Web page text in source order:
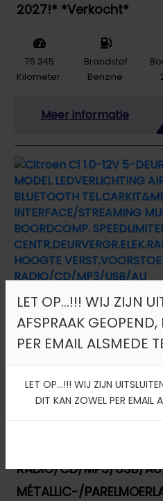
2027!* *Verkocht*
75.345
Kilometer
Brandstof
Benzine
Meer informatie
Citroen C1 1.0-12V 5-
NW MODEL
BLUETOOTH
INTERFACE/
BOORDCOMP.
RADIO/CD/MP3/USB/
MÉTALLIC-/
Tijdelijk uitsluitend
afspraak.
LET OP...!!! WIJ ZIJN
AFSPRAAK
PER EMAIL ALSMEDE
LET OP...!!! WIJ ZIJN
DIT KAN ZOWEL PER EMAIL